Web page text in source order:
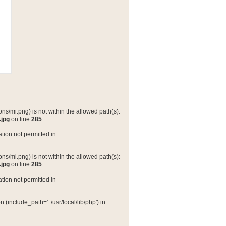
mi.png) is not within the allowed path(s):
on line 285
not permitted in
mi.png) is not within the allowed path(s):
on line 285
not permitted in
(include_path='.:/usr/local/lib/php') in